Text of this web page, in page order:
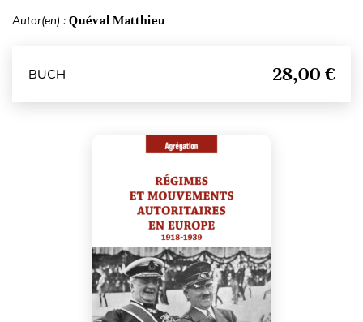
Autor(en) : Quéval Matthieu
BUCH 28,00 €